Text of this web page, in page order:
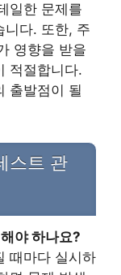
일한 문제를
니다. 또한, 주
영향을 받을
적절합니다.
출발점이 될
스트 관
야 하나요?
때마다 실시하